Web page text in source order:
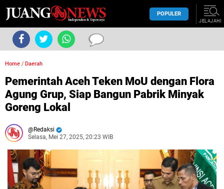
POPULER
JELAJAHI
Home / Daerah
Pemerintah Aceh Teken MoU dengan Flora
Agung Grup, Siap Bangun Pabrik Minyak
Goreng Lokal
Redaksi
Selasa, Mei 27, 2025, 20:23 WIB